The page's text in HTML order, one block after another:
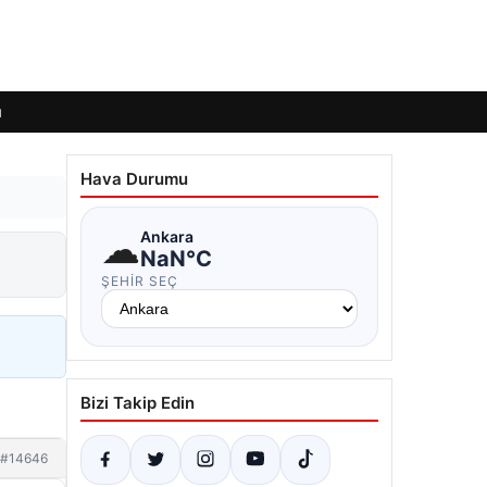
#14646
Hava Durumu
☁Ankara
NaN°C
ŞEHIR SEÇ
Bizi Takip Edin